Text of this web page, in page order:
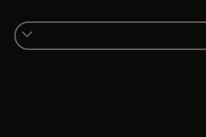
Select
a
country